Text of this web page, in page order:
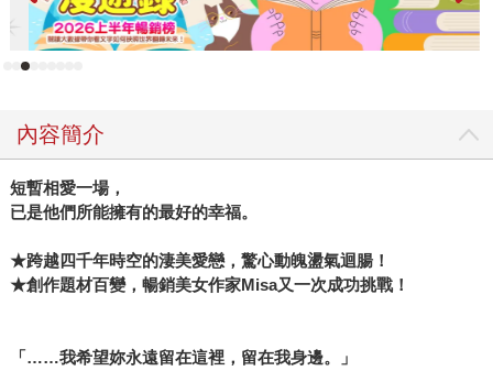
內容簡介
短暫相愛一場，
已是他們所能擁有的最好的幸福。
★跨越四千年時空的淒美愛戀，驚心動魄盪氣迴腸！
★創作題材百變，暢銷美女作家Misa又一次成功挑戰！
「……我希望妳永遠留在這裡，留在我身邊。」